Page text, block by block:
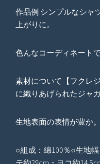
作品例 シンプルなシャ
上がりに。
色んなコーディネート
素材について【フクレ
に織りあげられたジャ
生地表面の表情が豊か。
○組成：綿100％○生地